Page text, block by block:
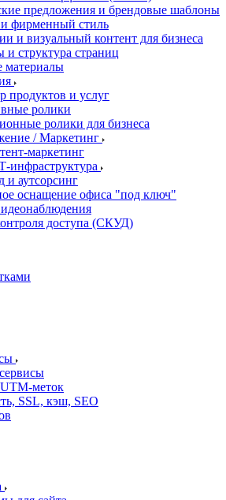
предложения и брендовые шаблоны
фирменный стиль
и визуальный контент для бизнеса
структура страниц
материалы
продуктов и услуг
ролики
ролики для бизнеса
/ Маркетинг
маркетинг
инфраструктура
и аутсорсинг
оснащение офиса "под ключ"
доступа (СКУД)
SSL, кэш, SEO